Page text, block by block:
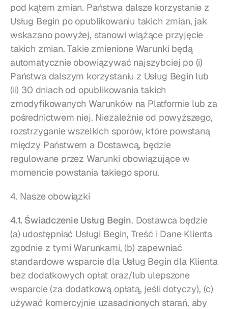
pod kątem zmian. Państwa dalsze korzystanie z
Usług Begin po opublikowaniu takich zmian, jak
wskazano powyżej, stanowi wiążące przyjęcie
takich zmian. Takie zmienione Warunki będą
automatycznie obowiązywać najszybciej po (i)
Państwa dalszym korzystaniu z Usług Begin lub
(ii) 30 dniach od opublikowania takich
zmodyfikowanych Warunków na Platformie lub za
pośrednictwem niej. Niezależnie od powyższego,
rozstrzyganie wszelkich sporów, które powstaną
między Państwem a Dostawcą, będzie
regulowane przez Warunki obowiązujące w
momencie powstania takiego sporu.
4. Nasze obowiązki
4.1. Świadczenie Usług Begin. Dostawca będzie
(a) udostępniać Usługi Begin, Treść i Dane Klienta
zgodnie z tymi Warunkami, (b) zapewniać
standardowe wsparcie dla Usług Begin dla Klienta
bez dodatkowych opłat oraz/lub ulepszone
wsparcie (za dodatkową opłatą, jeśli dotyczy), (c)
używać komercyjnie uzasadnionych starań, aby